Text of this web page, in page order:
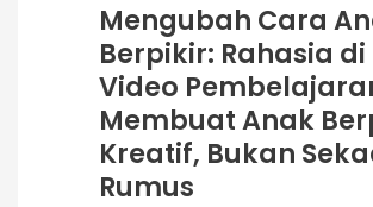
Mengubah Cara
Berpikir: Rahasia
Video
Membuat Anak
Kreatif, Bukan
Rumus